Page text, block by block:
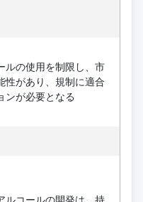
ルの使用を制限し、市
性があり、規制に適合
ンが必要となる